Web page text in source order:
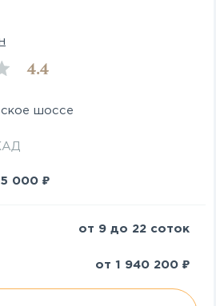
4.4
шоссе
000 ₽
от 9 до 22 соток
от 1 940 200 ₽